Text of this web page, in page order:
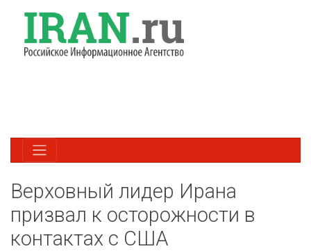
Верховный лидер Ирана
призвал к осторожности в
контактах с США